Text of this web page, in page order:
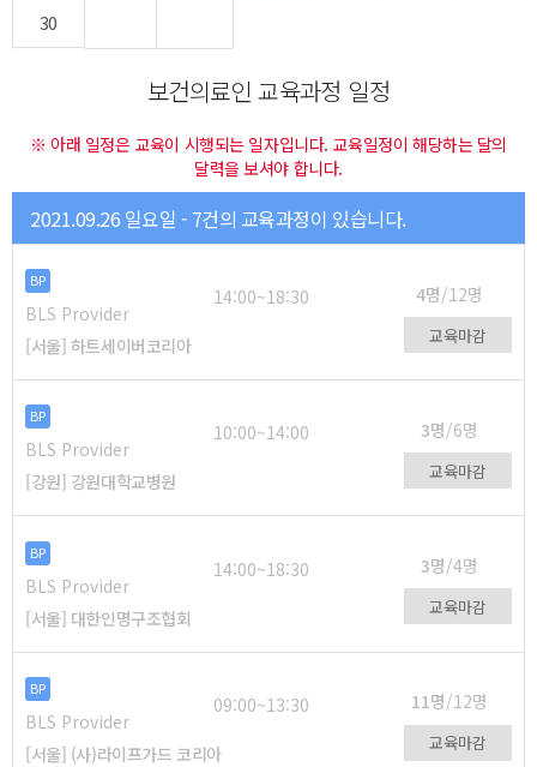
30
보건의료인 교육과정 일정
※ 아래 일정은 교육이 시행되는 일자입니다. 교육일정이 해당하는 달의
달력을 보셔야 합니다.
2021.09.26 일요일 - 7건의 교육과정이 있습니다.
BP
BLS Provider
14:00~18:30 4명/12명
[서울] 하트세이버코리아 교육마감
BP
BLS Provider
10:00~14:00 3명/6명
[강원] 강원대학교병원 교육마감
BP
BLS Provider
14:00~18:30 3명/4명
[서울] 대한인명구조협회 교육마감
BP
BLS Provider
09:00~13:30 11명/12명
[서울] (사)라이프가드 코리아 교육마감